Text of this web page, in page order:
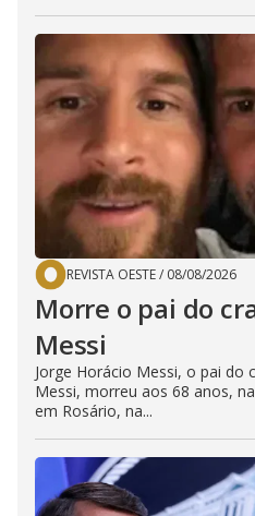
REVISTA OESTE/ 08/08/2026
Morre o pai do
Messi
Jorge Horácio Messi, o pai do
Messi, morreu aos 68 anos,
em Rosário, na...